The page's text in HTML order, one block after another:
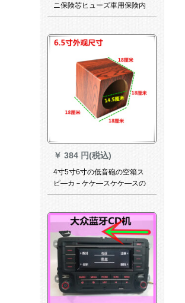
ニ保険芯ヒューズ車用保険内
胆溶断器ヒューズ60 A
￥ 384 円(税込)
4寸5寸6寸の低音砲の空箱ス
ピ―カ－ケケ—スケケ—スの
スペアアアケスの副箱6.5イン
6.5寸の開口